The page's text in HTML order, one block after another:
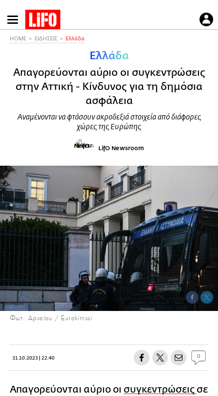
Παράκαμψη
προς
HOME ΕΙΔΗΣΕΙΣ Ελλάδα
Ελλάδα
Απαγορεύονται αύριο οι συγκεντρώσεις
στην Αττική - Κίνδυνος για τη δημόσια
ασφάλεια
Αναμένονται να φτάσουν ακροδεξιά στοιχεία από διάφορες
χώρες της Ευρώπης
LifO Newsroom
Φωτ.: Αρχείου / Eurokinissi
31.10.2023 | 22:40 0
Απαγορεύονται αύριο οι συγκεντρώσεις σε